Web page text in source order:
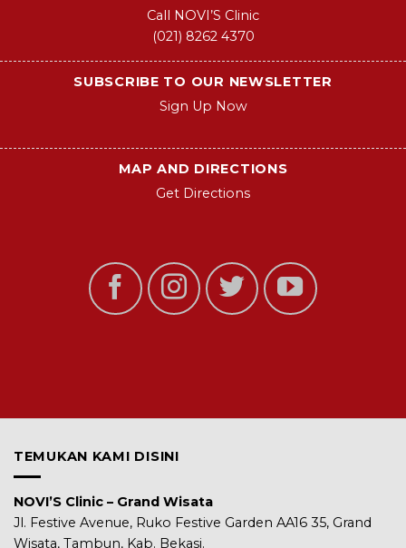
Call NOVI’S Clinic
(021) 8262 4370
SUBSCRIBE TO OUR NEWSLETTER
Sign Up Now
MAP AND DIRECTIONS
Get Directions
TEMUKAN KAMI DISINI
NOVI’S Clinic – Grand Wisata
Jl. Festive Avenue, Ruko Festive Garden AA16 35, Grand
Wisata, Tambun, Kab. Bekasi.